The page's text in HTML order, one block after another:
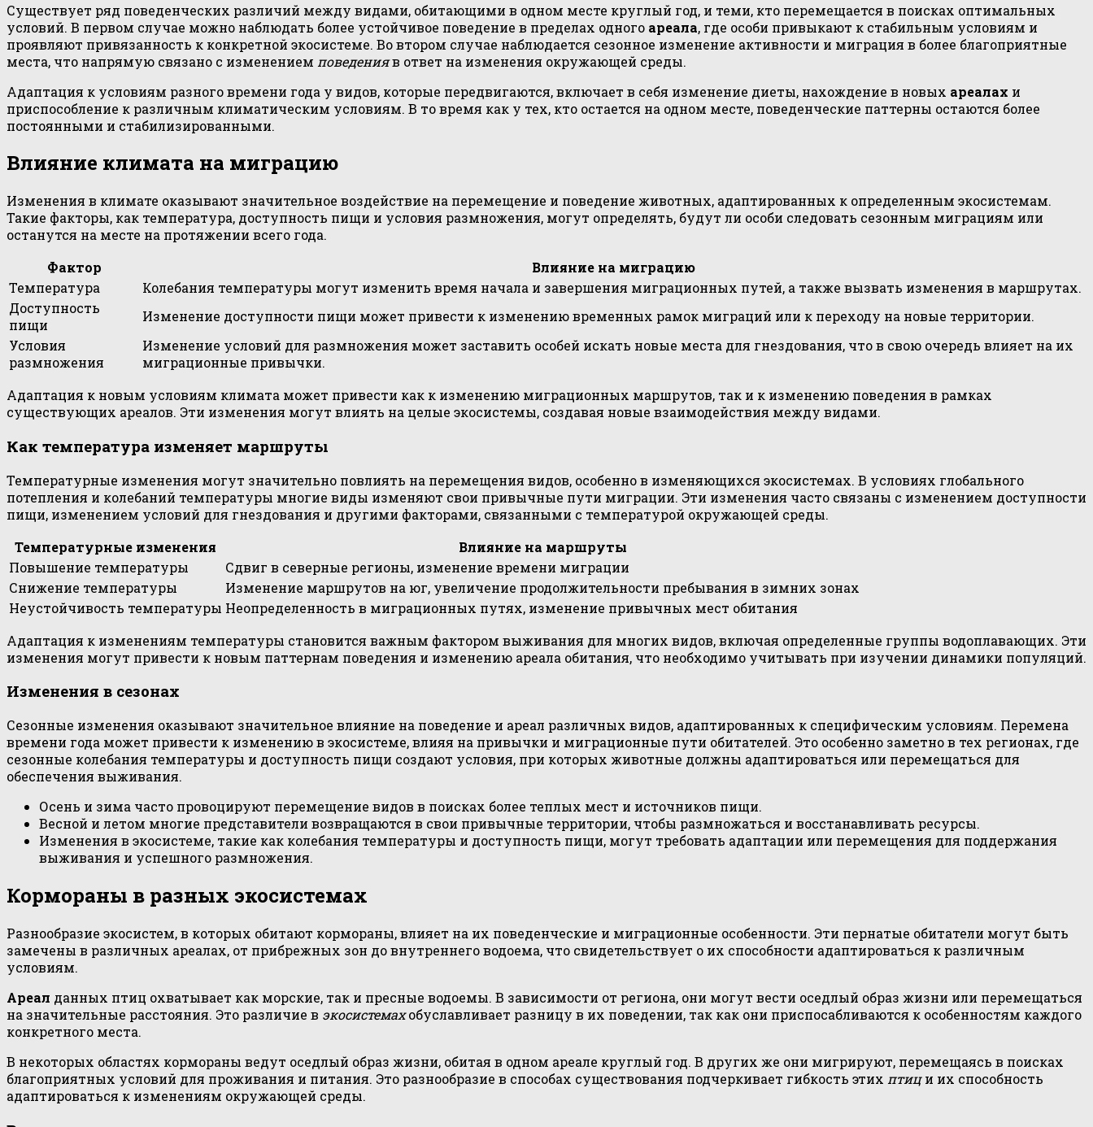
Существует ряд поведенческих различий между видами, обитающими в одном месте круглый год, и теми, кто перемещается в поисках оптимальных
условий. В первом случае можно наблюдать более устойчивое поведение в пределах одного ареала, где особи привыкают к стабильным условиям и
проявляют привязанность к конкретной экосистеме. Во втором случае наблюдается сезонное изменение активности и миграция в более благоприятные
места, что напрямую связано с изменением поведенияв ответ на изменения окружающей среды.
Адаптация к условиям разного времени года у видов, которые передвигаются, включает в себя изменение диеты, нахождение в новых ареалах и
приспособление к различным климатическим условиям. В то время как у тех, кто остается на одном месте, поведенческие паттерны остаются более
постоянными и стабилизированными.
Влияние климата на миграцию
Изменения в климате оказывают значительное воздействие на перемещение и поведение животных, адаптированных к определенным экосистемам.
Такие факторы, как температура, доступность пищи и условия размножения, могут определять, будут ли особи следовать сезонным миграциям или
останутся на месте на протяжении всего года.
Фактор
Влияние на миграцию
Температура
Колебания температуры могут изменить время начала и завершения миграционных путей, а также вызвать изменения в маршрутах.
Доступность
пищи
Изменение доступности пищи может привести к изменению временных рамок миграций или к переходу на новые территории.
Условия
размножения
Изменение условий для размножения может заставить особей искать новые места для гнездования, что в свою очередь влияет на их
миграционные привычки.
Адаптация к новым условиям климата может привести как к изменению миграционных маршрутов, так и к изменению поведения в рамках
существующих ареалов. Эти изменения могут влиять на целые экосистемы, создавая новые взаимодействия между видами.
Как температура изменяет маршруты
Температурные изменения могут значительно повлиять на перемещения видов, особенно в изменяющихся экосистемах. В условиях глобального
потепления и колебаний температуры многие виды изменяют свои привычные пути миграции. Эти изменения часто связаны с изменением доступности
пищи, изменением условий для гнездования и другими факторами, связанными с температурой окружающей среды.
Температурные изменения
Влияние на маршруты
Повышение температуры
Сдвиг в северные регионы, изменение времени миграции
Снижение температуры
Изменение маршрутов на юг, увеличение продолжительности пребывания в зимних зонах
Неустойчивость температуры Неопределенность в миграционных путях, изменение привычных мест обитания
Адаптация к изменениям температуры становится важным фактором выживания для многих видов, включая определенные группы водоплавающих. Эти
изменения могут привести к новым паттернам поведения и изменению ареала обитания, что необходимо учитывать при изучении динамики популяций.
Изменения в сезонах
Сезонные изменения оказывают значительное влияние на поведение и ареал различных видов, адаптированных к специфическим условиям. Перемена
времени года может привести к изменению в экосистеме, влияя на привычки и миграционные пути обитателей. Это особенно заметно в тех регионах, где
сезонные колебания температуры и доступность пищи создают условия, при которых животные должны адаптироваться или перемещаться для
обеспечения выживания.
Осень и зима часто провоцируют перемещение видов в поисках более теплых мест и источников пищи.
Весной и летом многие представители возвращаются в свои привычные территории, чтобы размножаться и восстанавливать ресурсы.
Изменения в экосистеме, такие как колебания температуры и доступность пищи, могут требовать адаптации или перемещения для поддержания
выживания и успешного размножения.
Кормораны в разных экосистемах
Разнообразие экосистем, в которых обитают кормораны, влияет на их поведенческие и миграционные особенности. Эти пернатые обитатели могут быть
замечены в различных ареалах, от прибрежных зон до внутреннего водоема, что свидетельствует о их способности адаптироваться к различным
условиям.
Ареал данных птиц охватывает как морские, так и пресные водоемы. В зависимости от региона, они могут вести оседлый образ жизни или перемещаться
на значительные расстояния. Это различие в экосистемахобуславливает разницу в их поведении, так как они приспосабливаются к особенностям каждого
конкретного места.
В некоторых областях кормораны ведут оседлый образ жизни, обитая в одном ареале круглый год. В других же они мигрируют, перемещаясь в поисках
благоприятных условий для проживания и питания. Это разнообразие в способах существования подчеркивает гибкость этих птици их способность
адаптироваться к изменениям окружающей среды.